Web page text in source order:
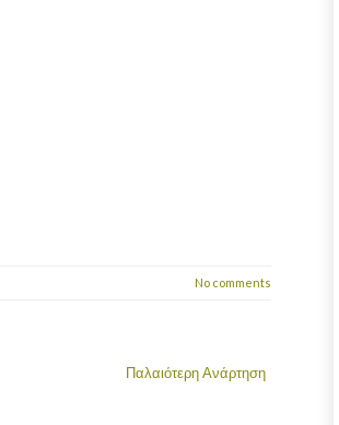
No comments
Παλαιότερη Ανάρτηση